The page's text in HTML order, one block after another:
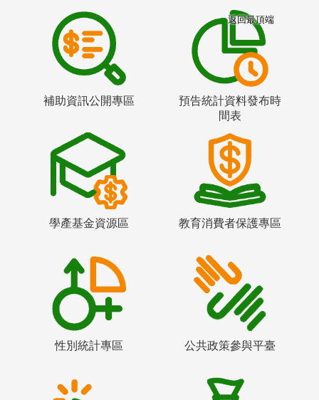
補助資訊公開專區
預告統計資料發布時
間表
學產基金資源區 教育消費者保護專區
性別統計專區 公共政策參與平臺
返回最頂端